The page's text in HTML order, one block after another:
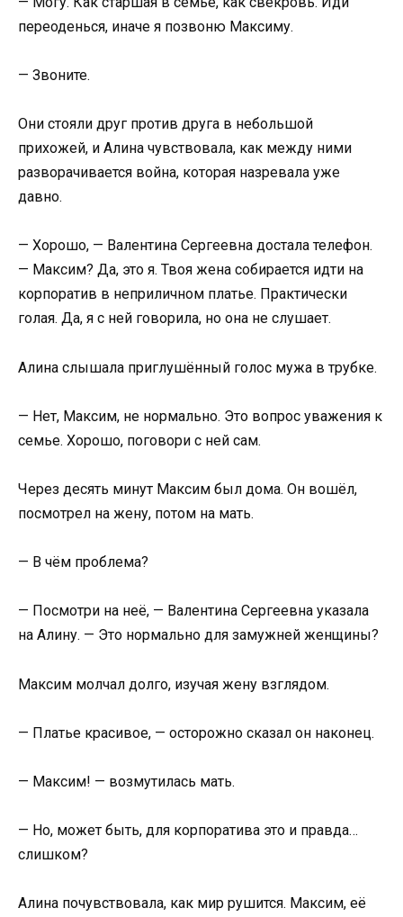
переоденься, иначе я позвоню Максиму.
— Звоните.
Они стояли друг против друга в небольшой
прихожей, и Алина чувствовала, как между ними
разворачивается война, которая назревала уже
давно.
— Хорошо, — Валентина Сергеевна достала телефон.
— Максим? Да, это я. Твоя жена собирается идти на
корпоратив в неприличном платье. Практически
голая. Да, я с ней говорила, но она не слушает.
Алина слышала приглушённый голос мужа в трубке.
— Нет, Максим, не нормально. Это вопрос уважения к
семье. Хорошо, поговори с ней сам.
Через десять минут Максим был дома. Он вошёл,
посмотрел на жену, потом на мать.
— В чём проблема?
— Посмотри на неё, — Валентина Сергеевна указала
на Алину. — Это нормально для замужней женщины?
Максим молчал долго, изучая жену взглядом.
— Платье красивое, — осторожно сказал он наконец.
— Максим! — возмутилась мать.
— Но, может быть, для корпоратива это и правда…
слишком?
Алина почувствовала, как мир рушится. Максим, её